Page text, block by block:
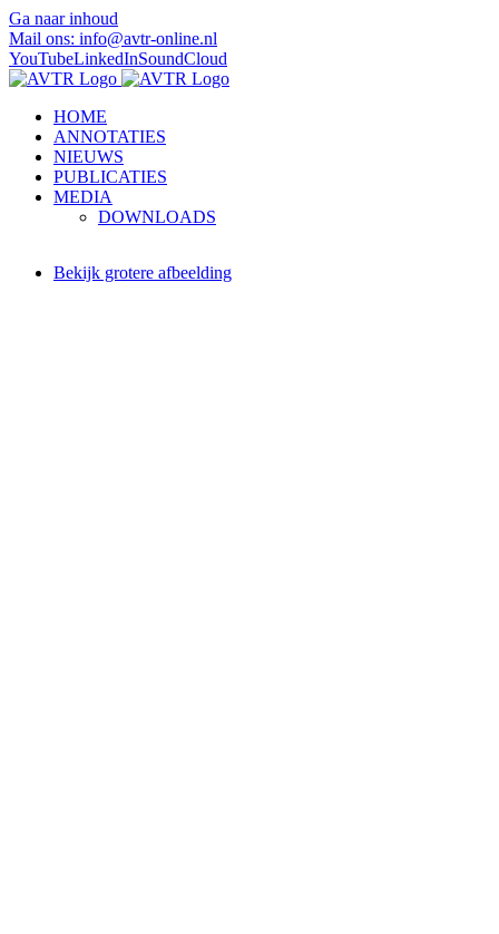
Ga naar inhoud
Mail ons: info@avtr-online.nl
YouTubeLinkedInSoundCloud
HOME
ANNOTATIES
NIEUWS
PUBLICATIES
MEDIA
DOWNLOADS
Bekijk grotere afbeelding